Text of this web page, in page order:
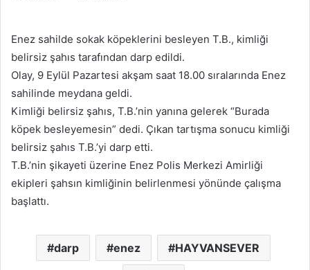
göndermek
Enez sahilde sokak köpeklerini besleyen T.B., kimliği
belirsiz şahıs tarafından darp edildi.
Olay, 9 Eylül Pazartesi akşam saat 18.00 sıralarında Enez
sahilinde meydana geldi.
Kimliği belirsiz şahıs, T.B.’nin yanına gelerek “Burada
köpek besleyemesin” dedi. Çıkan tartışma sonucu kimliği
belirsiz şahıs T.B.’yi darp etti.
T.B.’nin şikayeti üzerine Enez Polis Merkezi Amirliği
ekipleri şahsın kimliğinin belirlenmesi yönünde çalışma
başlattı.
darp enez HAYVANSEVER